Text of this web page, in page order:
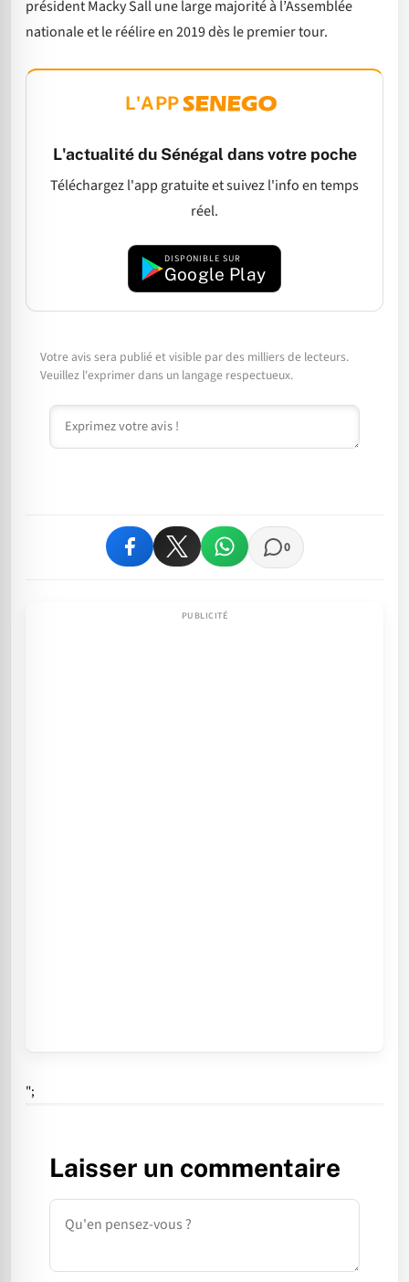
président Macky Sall une large majorité à l’Assemblée
nationale et le réélire en 2019 dès le premier tour.
L'APP
L'actualité du Sénégal dans votre poche
Téléchargez l'app gratuite et suivez l'info en temps
réel.
DISPONIBLE SUR
Google Play
Votre avis sera publié et visible par des milliers de lecteurs.
Veuillez l'exprimer dans un langage respectueux.
Commentaire
0
";
Laisser un commentaire
Commentaire